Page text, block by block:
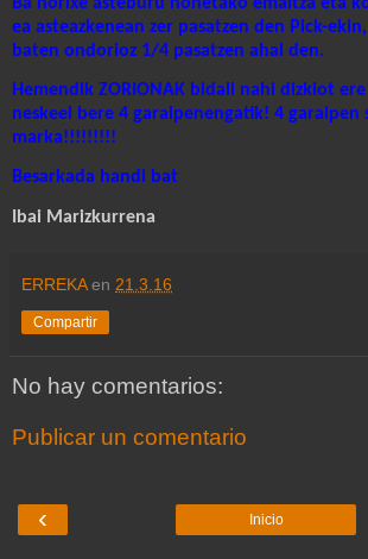
ea asteazkenean zer pasatzen den Pick-
baten ondorioz 1/4 pasatzen ahal den.
Hemendik ZORIONAK bidali nahi dizkiot
neskeei bere 4 garaipenengatik! 4 garaipen
marka!!!!!!!!!
Besarkada handi bat
Ibai Marizkurrena
ERREKA en 21.3.16
Compartir
No hay comentarios:
Publicar un comentario
‹ Inicio